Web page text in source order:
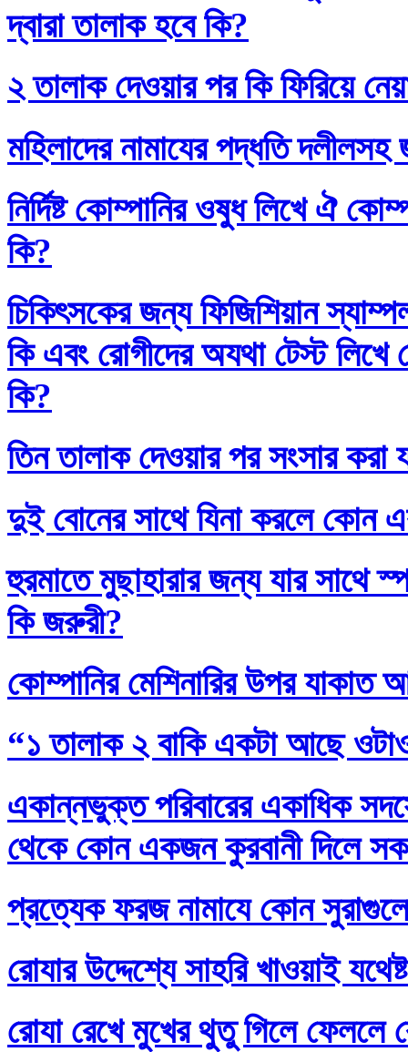
দ্বারা তালাক হবে কি?
২ তালাক দেওয়ার পর কি ফিরিয়ে
মহিলাদের নামাযের পদ্ধতি দলীলসহ
নির্দিষ্ট কোম্পানির ওষুধ লিখে ঐ
কি?
চিকিৎসকের জন্য ফিজিশিয়ান
কি এবং রোগীদের অযথা টেস্ট লিখে
কি?
তিন তালাক দেওয়ার পর সংসার করা
দুই বোনের সাথে যিনা করলে কোন
হুরমাতে মুছাহারার জন্য যার সাথে
কি জরুরী?
কোম্পানির মেশিনারির উপর যাকাত
“১ তালাক ২ বাকি একটা আছে
একান্নভুক্ত পরিবারের একাধিক
থেকে কোন একজন কুরবানী দিলে
প্রত্যেক ফরজ নামাযে কোন
রোযার উদ্দেশ্যে সাহরি খাওয়াই
রোযা রেখে মুখের থুতু গিলে ফেললে